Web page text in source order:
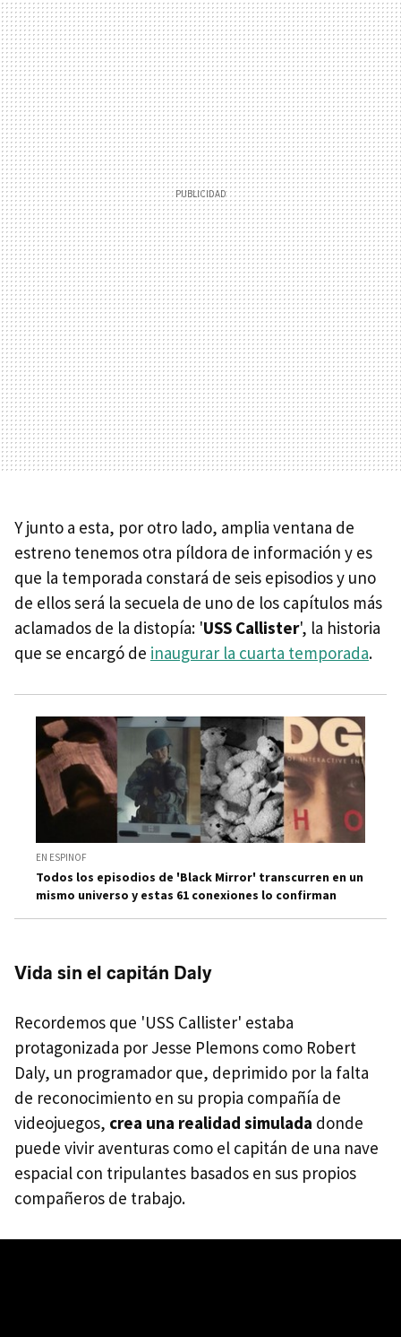
Y junto a esta, por otro lado, amplia ventana de
estreno tenemos otra píldora de información y es
que la temporada constará de seis episodios y uno
de ellos será la secuela de uno de los capítulos más
aclamados de la distopía: 'USS Callister', la historia
que se encargó de inaugurar la cuarta temporada.
EN ESPINOF
Todos los episodios de 'Black Mirror' transcurren en un
mismo universo y estas 61 conexiones lo confirman
Vida sin el capitán Daly
Recordemos que 'USS Callister' estaba
protagonizada por Jesse Plemons como Robert
Daly, un programador que, deprimido por la falta
de reconocimiento en su propia compañía de
videojuegos, crea una realidad simulada donde
puede vivir aventuras como el capitán de una nave
espacial con tripulantes basados en sus propios
compañeros de trabajo.